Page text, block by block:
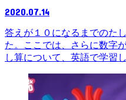
2020.07.14
答えが１０になるまでのた
た。ここでは、さらに数字
し算について、英語で学習